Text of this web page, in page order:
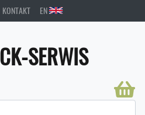
KONTAKT EN
SERWIS